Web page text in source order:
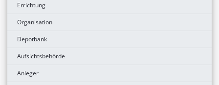
Errichtung
Organisation
Depotbank
Aufsichtsbehörde
Anleger